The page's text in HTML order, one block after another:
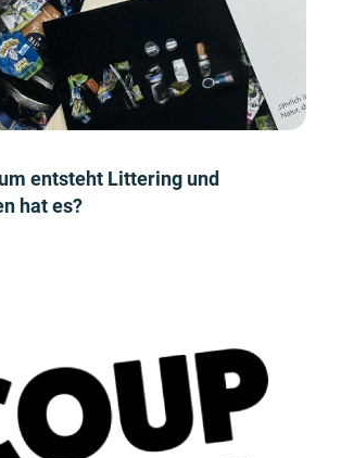
entsteht Littering und
hat es?